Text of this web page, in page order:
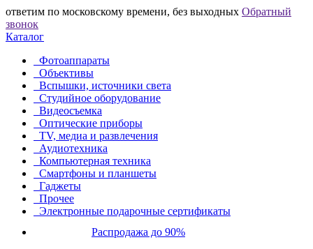
ответим по московскому времени, без выходных Обратный
звонок
Каталог
Фотоаппараты
Объективы
Вспышки, источники света
Студийное оборудование
Видеосъемка
Оптические приборы
TV, медиа и развлечения
Аудиотехника
Компьютерная техника
Смартфоны и планшеты
Гаджеты
Прочее
Электронные подарочные сертификаты
Распродажа до 90%